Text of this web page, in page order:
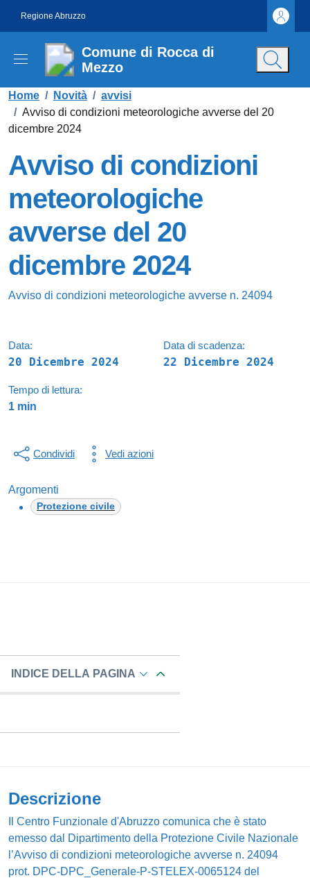
Regione Abruzzo
Comune di Rocca di
Mezzo
Contenuti in evidenza
Home / Novità / avvisi
/ Avviso di condizioni meteorologiche avverse del 20
dicembre 2024
Avviso di condizioni
meteorologiche
avverse del 20
dicembre 2024
Dettagli della notizia
Avviso di condizioni meteorologiche avverse n. 24094
Data:
20 Dicembre 2024
Data di scadenza:
22 Dicembre 2024
Tempo di lettura:
1 min
Condividi Vedi azioni
Argomenti
Protezione civile
INDICE DELLA PAGINA
Descrizione
Il Centro Funzionale d'Abruzzo comunica che è stato
emesso dal Dipartimento della Protezione Civile Nazionale
l’Avviso di condizioni meteorologiche avverse n. 24094
prot. DPC-DPC_Generale-P-STELEX-0065124 del